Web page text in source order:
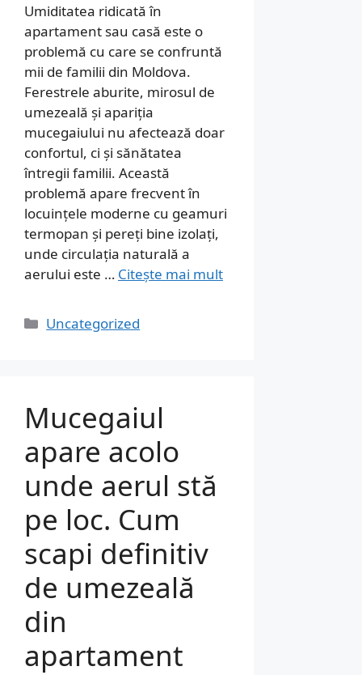
Umiditatea ridicată în
apartament sau casă este o
problemă cu care se confruntă
mii de familii din Moldova.
Ferestrele aburite, mirosul de
umezeală și apariția
mucegaiului nu afectează doar
confortul, ci și sănătatea
întregii familii. Această
problemă apare frecvent în
locuințele moderne cu geamuri
termopan și pereți bine izolați,
unde circulația naturală a
aerului este … Citește mai mult
Categorii
Uncategorized
Mucegaiul
apare acolo
unde aerul stă
pe loc. Cum
scapi definitiv
de umezeală
din
apartament